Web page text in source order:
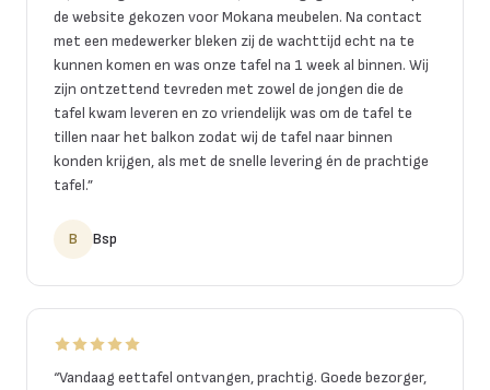
de website gekozen voor Mokana meubelen. Na contact
met een medewerker bleken zij de wachttijd echt na te
kunnen komen en was onze tafel na 1 week al binnen. Wij
zijn ontzettend tevreden met zowel de jongen die de
tafel kwam leveren en zo vriendelijk was om de tafel te
tillen naar het balkon zodat wij de tafel naar binnen
konden krijgen, als met de snelle levering én de prachtige
tafel.”
B Bsp
“Vandaag eettafel ontvangen, prachtig. Goede bezorger,